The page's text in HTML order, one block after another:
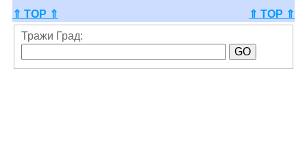
⇑ TOP ⇑
⇑ TOP ⇑
Тражи Град: